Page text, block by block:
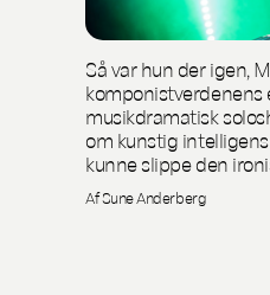
Så var hun der igen,
musikdramatisk
om kunstig
kunne slippe den
Af Sune Anderberg